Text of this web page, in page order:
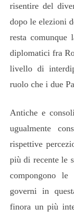
risentire del
dopo le elezioni
resta comunque
diplomatici fra
livello di
ruolo che i due
Antiche e
ugualmente
rispettive
più di recente le
compongono le
governi in
finora un più